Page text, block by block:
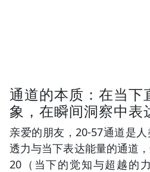
通道的本质：在当下
象，在瞬间洞察中表
亲爱的朋友，20-57通道是
透力与当下表达能量的通道
20（当下的觉知与超越的